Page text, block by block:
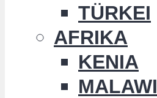
TÜRKEI
AFRIKA
KENIA
MALAWI